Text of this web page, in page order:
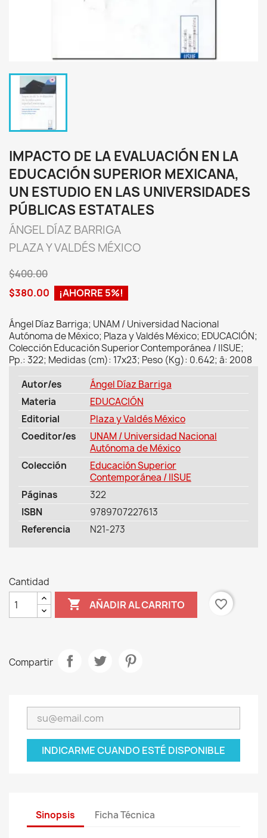
IMPACTO DE LA EVALUACIÓN EN LA
EDUCACIÓN SUPERIOR MEXICANA,
UN ESTUDIO EN LAS UNIVERSIDADES
PÚBLICAS ESTATALES
ÁNGEL DÍAZ BARRIGA
PLAZA Y VALDÉS MÉXICO
$400.00
$380.00
¡AHORRE 5%!
Ángel Díaz Barriga; UNAM / Universidad Nacional
Autónoma de México; Plaza y Valdés México; EDUCACIÓN;
Colección Educación Superior Contemporánea / IISUE;
Pp.: 322; Medidas (cm): 17x23; Peso (Kg): 0.642; â: 2008
Autor/es
Ángel Díaz Barriga
Materia
EDUCACIÓN
Editorial
Plaza y Valdés México
Coeditor/es
UNAM / Universidad Nacional
Autónoma de México
Colección
Educación Superior
Contemporánea / IISUE
Páginas
322
ISBN
9789707227613
Referencia
N21-273
Cantidad
 AÑADIR AL CARRITO favorite_border
Compartir
INDICARME CUANDO ESTÉ DISPONIBLE
Sinopsis Ficha Técnica